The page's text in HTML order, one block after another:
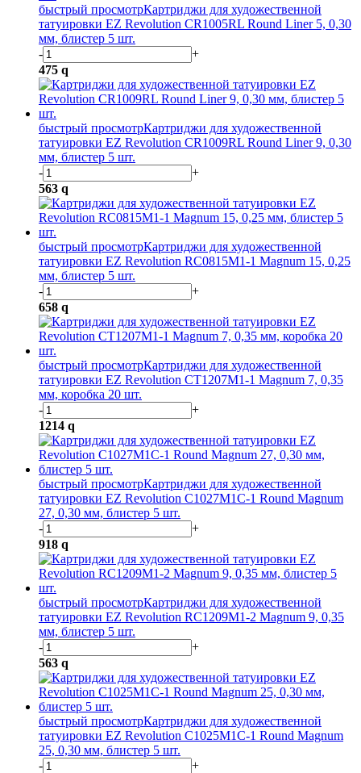
быстрый просмотрКартриджи для художественной
татуировки EZ Revolution CR1005RL Round Liner 5, 0,30
мм, блистер 5 шт.
-
+
475 q
быстрый просмотрКартриджи для художественной
татуировки EZ Revolution CR1009RL Round Liner 9, 0,30
мм, блистер 5 шт.
-
+
563 q
быстрый просмотрКартриджи для художественной
татуировки EZ Revolution RC0815M1-1 Magnum 15, 0,25
мм, блистер 5 шт.
-
+
658 q
быстрый просмотрКартриджи для художественной
татуировки EZ Revolution CT1207M1-1 Magnum 7, 0,35
мм, коробка 20 шт.
-
+
1214 q
быстрый просмотрКартриджи для художественной
татуировки EZ Revolution C1027M1C-1 Round Magnum
27, 0,30 мм, блистер 5 шт.
-
+
918 q
быстрый просмотрКартриджи для художественной
татуировки EZ Revolution RC1209M1-2 Magnum 9, 0,35
мм, блистер 5 шт.
-
+
563 q
быстрый просмотрКартриджи для художественной
татуировки EZ Revolution C1025M1C-1 Round Magnum
25, 0,30 мм, блистер 5 шт.
-
+